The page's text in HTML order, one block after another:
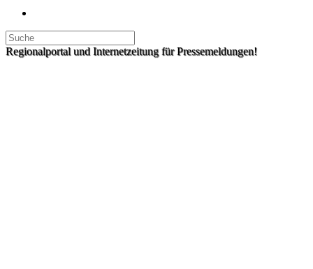
Regionalportal und Internetzeitung für Pressemeldungen!